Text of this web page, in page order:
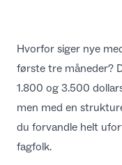
Hvorfor siger nye
første tre måneder?
1.800 og 3.500
men med en
du forvandle helt
fagfolk.